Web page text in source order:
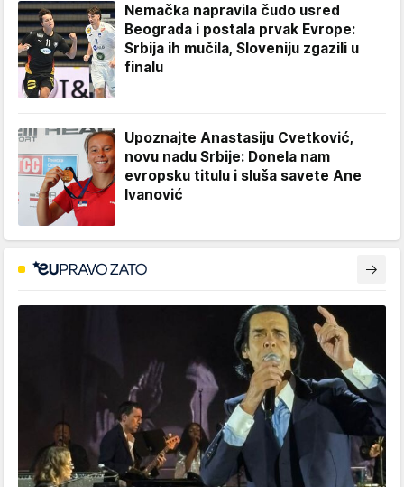
Nemačka napravila čudo usred
Beograda i postala prvak Evrope:
Srbija ih mučila, Sloveniju zgazili u
finalu
Upoznajte Anastasiju Cvetković,
novu nadu Srbije: Donela nam
evropsku titulu i sluša savete Ane
Ivanović